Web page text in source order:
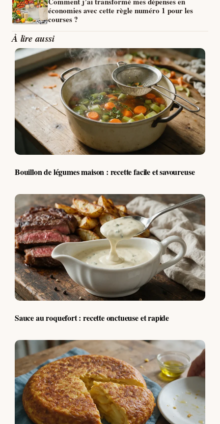
économies avec cette règle numéro 1 pour les
courses ?
À lire aussi
Bouillon de légumes maison : recette facile et savoureuse
Sauce au roquefort : recette onctueuse et rapide